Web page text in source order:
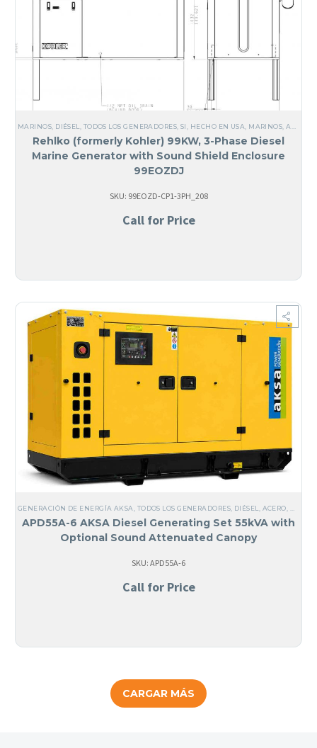
MARINOS DIÉSEL TODOS LOS GENERADORES ,SI, HECHO EN USA MARINOS ,ACERO
Rehlko (formerly Kohler) 99KW, 3-Phase Diesel
Marine Generator with Sound Shield Enclosure
99EOZDJ
SKU: 99EOZD-CP1-3PH_208
Call for Price
GENERACIÓN DE ENERGÍA AKSA TODOS LOS GENERADORES DIÉSEL ACERO
APD55A-6 AKSA Diesel Generating Set 55kVA with
Optional Sound Attenuated Canopy
SKU: APD55A-6
Call for Price
CARGAR MÁS